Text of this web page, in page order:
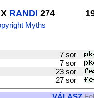
RANDI 274
Myths
7 sor
7 sor
23 sor
27 sor
VÁLASZ